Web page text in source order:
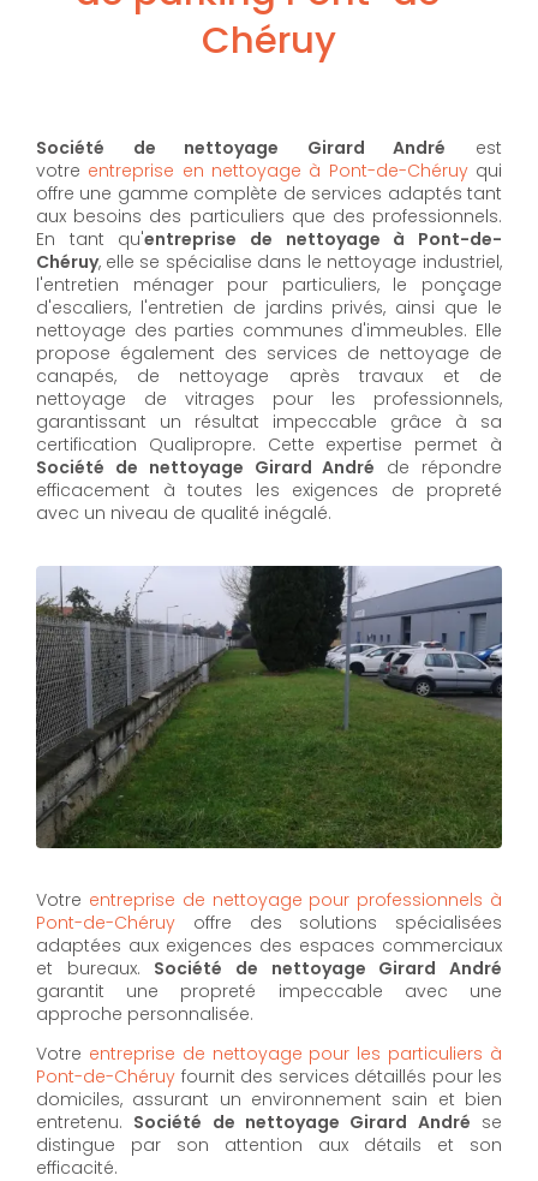
Chéruy
Société de nettoyage Girard André est
votre entreprise en nettoyage à Pont-de-Chéruyqui
offre une gamme complète de services adaptés tant
aux besoins des particuliers que des professionnels.
En tant qu'entreprise de nettoyage à Pont-de-
Chéruy, elle se spécialise dans le nettoyage industriel,
l'entretien ménager pour particuliers, le ponçage
d'escaliers, l'entretien de jardins privés, ainsi que le
nettoyage des parties communes d'immeubles. Elle
propose également des services de nettoyage de
canapés, de nettoyage après travaux et de
nettoyage de vitrages pour les professionnels,
garantissant un résultat impeccable grâce à sa
certification Qualipropre. Cette expertise permet à
Société de nettoyage Girard André de répondre
efficacement à toutes les exigences de propreté
avec un niveau de qualité inégalé.
Votre entreprise de nettoyage pour professionnels à
Pont-de-Chéruy offre des solutions spécialisées
adaptées aux exigences des espaces commerciaux
et bureaux. Société de nettoyage Girard André
garantit une propreté impeccable avec une
approche personnalisée.
Votre entreprise de nettoyage pour les particuliers à
Pont-de-Chéruy fournit des services détaillés pour les
domiciles, assurant un environnement sain et bien
entretenu. Société de nettoyage Girard André se
distingue par son attention aux détails et son
efficacité.